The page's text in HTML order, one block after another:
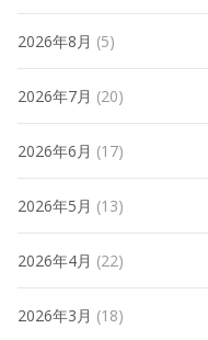
2026年8月 (5)
2026年7月 (20)
2026年6月 (17)
2026年5月 (13)
2026年4月 (22)
2026年3月 (18)